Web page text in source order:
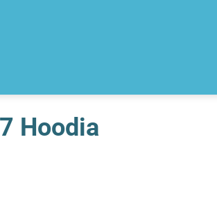
Hoodia